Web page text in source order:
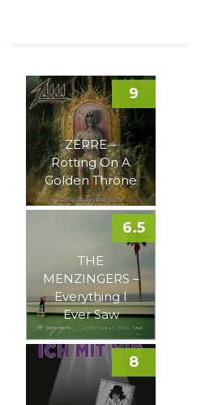
ZERRE –
Rotting On A
Golden Throne
9
THE
MENZINGERS –
Everything I
Ever Saw
6.5
8